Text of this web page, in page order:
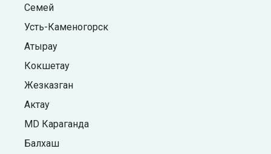
Семей
Усть-Каменогорск
Атырау
Кокшетау
Жезказган
Актау
MD Караганда
Балхаш